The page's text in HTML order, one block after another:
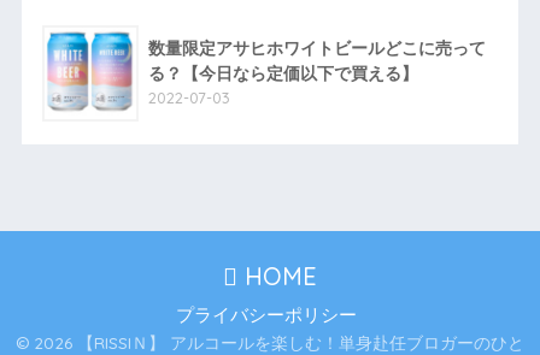
数量限定アサヒホワイトビールどこに売って
る？【今日なら定価以下で買える】
2022-07-03
HOME
プライバシーポリシー
© 2026 【RISSIＮ】 アルコールを楽しむ！単身赴任ブロガーのひと